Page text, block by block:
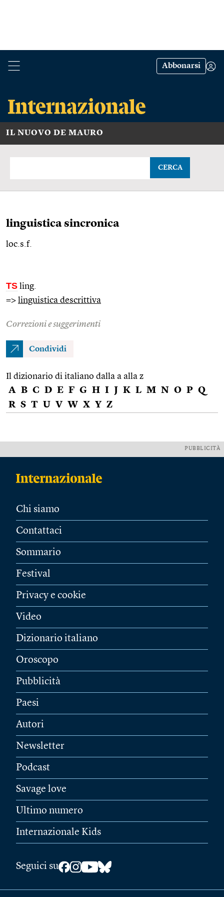
Abbonarsi
IL NUOVO DE MAURO
CERCA
linguistica sincronica
loc.s.f.
TS ling.
=> linguistica descrittiva
Correzioni e suggerimenti
Condividi
Il dizionario di italiano dalla a alla z
A B C D E F G H I J K L M N O P Q
R S T U V W X Y Z
PUBBLICITÀ
Chi siamo
Contattaci
Sommario
Festival
Privacy e cookie
Video
Dizionario italiano
Oroscopo
Pubblicità
Paesi
Autori
Newsletter
Podcast
Savage love
Ultimo numero
Internazionale Kids
Seguici su